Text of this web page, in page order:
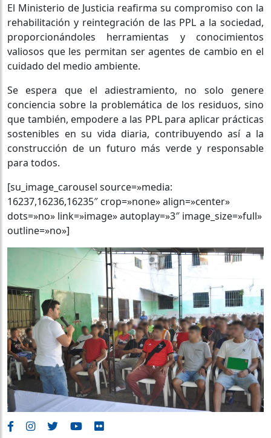
El Ministerio de Justicia reafirma su compromiso con la
rehabilitación y reintegración de las PPL a la sociedad,
proporcionándoles herramientas y conocimientos
valiosos que les permitan ser agentes de cambio en el
cuidado del medio ambiente.
Se espera que el adiestramiento, no solo genere
conciencia sobre la problemática de los residuos, sino
que también, empodere a las PPL para aplicar prácticas
sostenibles en su vida diaria, contribuyendo así a la
construcción de un futuro más verde y responsable
para todos.
[su_image_carousel source=»media:
16237,16236,16235″ crop=»none» align=»center»
dots=»no» link=»image» autoplay=»3″ image_size=»full»
outline=»no»]